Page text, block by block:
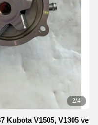
3/4
Kubota V1505, V1305 ve